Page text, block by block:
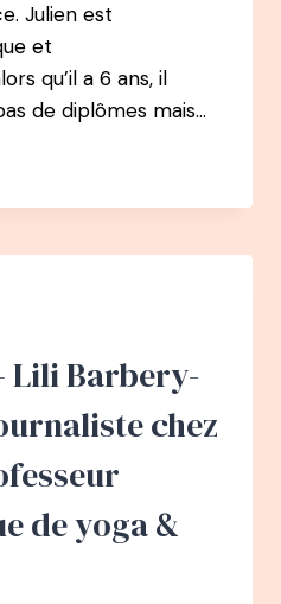
Julien est
et
qu’il a 6 ans, il
de diplômes mais…
Lili Barbery-
chez
de yoga &